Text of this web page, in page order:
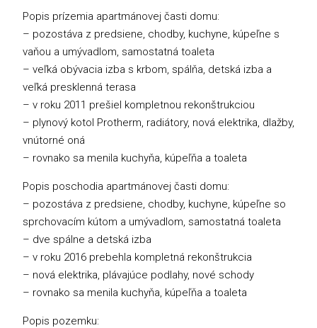
Popis prízemia apartmánovej časti domu:
– pozostáva z predsiene, chodby, kuchyne, kúpeľne s
vaňou a umývadlom, samostatná toaleta
– veľká obývacia izba s krbom, spálňa, detská izba a
veľká presklenná terasa
– v roku 2011 prešiel kompletnou rekonštrukciou
– plynový kotol Protherm, radiátory, nová elektrika, dlažby,
vnútorné oná
– rovnako sa menila kuchyňa, kúpeľňa a toaleta
Popis poschodia apartmánovej časti domu:
– pozostáva z predsiene, chodby, kuchyne, kúpeľne so
sprchovacím kútom a umývadlom, samostatná toaleta
– dve spálne a detská izba
– v roku 2016 prebehla kompletná rekonštrukcia
– nová elektrika, plávajúce podlahy, nové schody
– rovnako sa menila kuchyňa, kúpeľňa a toaleta
Popis pozemku: